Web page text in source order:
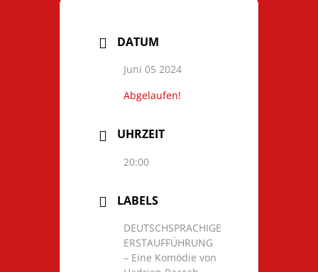
DATUM
Juni 05 2024
Abgelaufen!
UHRZEIT
20:00
LABELS
DEUTSCHSPRACHIGE
ERSTAUFFÜHRUNG
– Eine Komödie von